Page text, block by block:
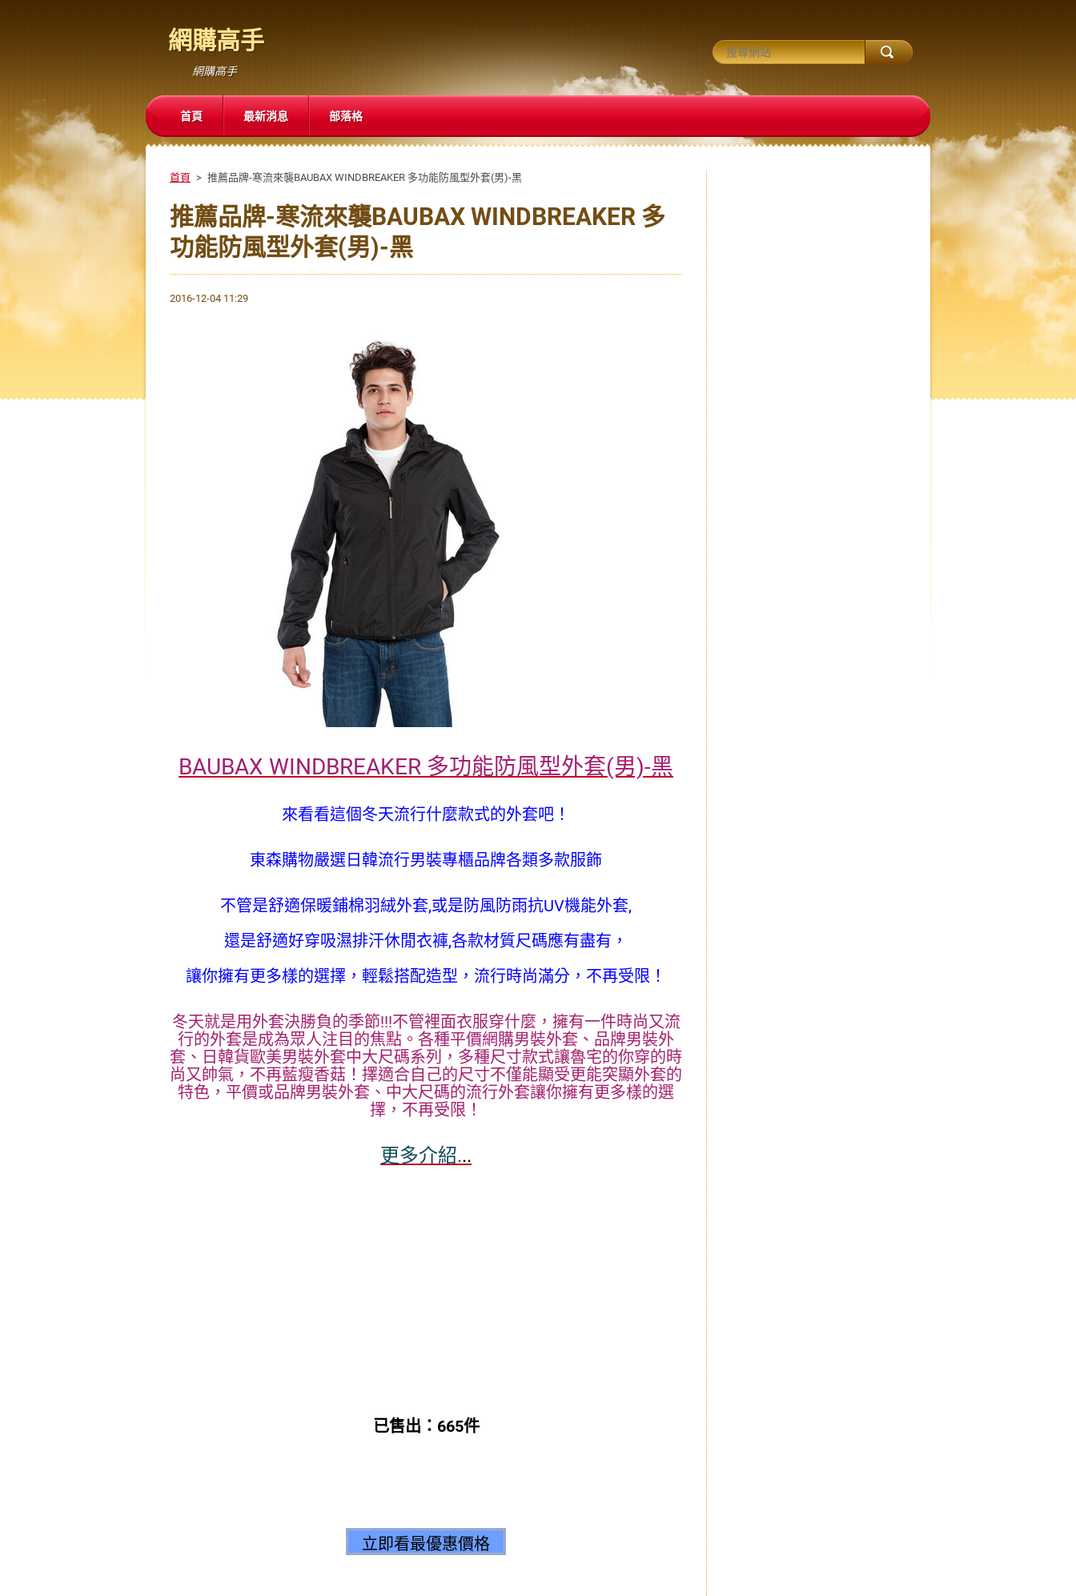
網購高手
網購高手
首頁 > 推薦品牌-寒流來襲BAUBAX WINDBREAKER 多功能防風型外套(男)-黑
推薦品牌-寒流來襲BAUBAX WINDBREAKER 多
功能防風型外套(男)-黑
2016-12-04 11:29
BAUBAX WINDBREAKER 多功能防風型外套(男)-黑
來看看這個冬天流行什麼款式的外套吧！
東森購物嚴選日韓流行男裝專櫃品牌各類多款服飾
不管是舒適保暖鋪棉羽絨外套,或是防風防雨抗UV機能外套,
還是舒適好穿吸濕排汗休閒衣褲,各款材質尺碼應有盡有，
讓你擁有更多樣的選擇，輕鬆搭配造型，流行時尚滿分，不再受限！
冬天就是用外套決勝負的季節!!!不管裡面衣服穿什麼，擁有一件時尚又流
行的外套是成為眾人注目的焦點。各種平價網購男裝外套、品牌男裝外
套、日韓貨歐美男裝外套中大尺碼系列，多種尺寸款式讓魯宅的你穿的時
尚又帥氣，不再藍瘦香菇！擇適合自己的尺寸不僅能顯受更能突顯外套的
特色，平價或品牌男裝外套、中大尺碼的流行外套讓你擁有更多樣的選
擇，不再受限！
更多介紹...
已售出：665件
首頁 最新消息 部落格